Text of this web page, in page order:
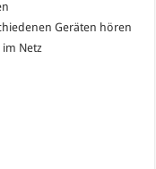
Geräten hören
im Netz